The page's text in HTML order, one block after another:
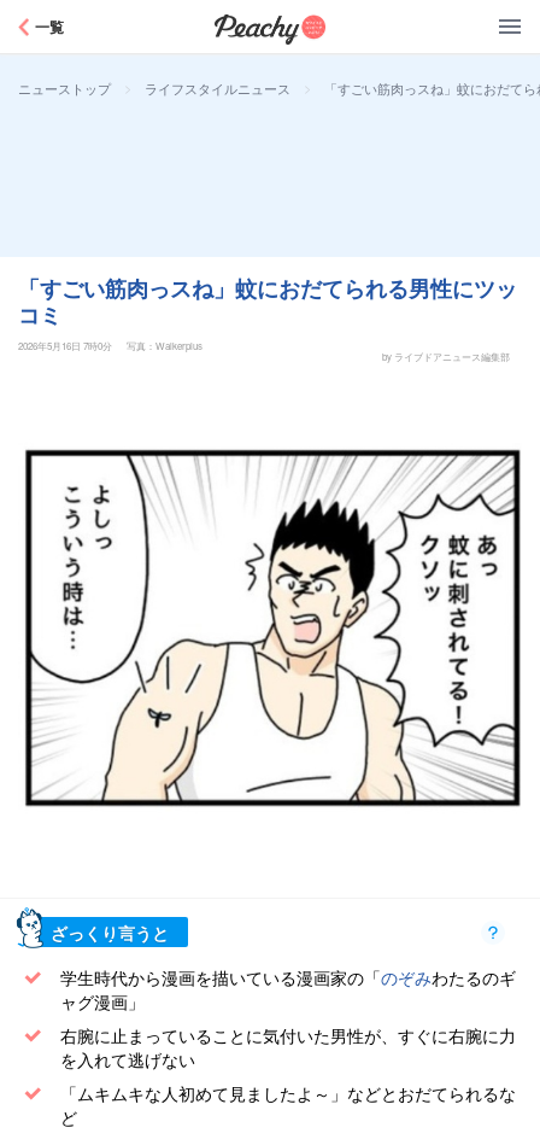
一覧
ニューストップ > ライフスタイルニュース > 「すごい筋肉っスね」蚊におだて
「すごい筋肉っスね」蚊におだてられる男性にツッ
コミ
2026年5月16日 7時0分
写真：Walkerplus
by ライブドアニュース編集部
ざっくり言うと
学生時代から漫画を描いている漫画家の「のぞみわたるのギ
ャグ漫画」
右腕に止まっていることに気付いた男性が、すぐに右腕に力
を入れて逃げない
「ムキムキな人初めて見ましたよ～」などとおだてられるな
ど